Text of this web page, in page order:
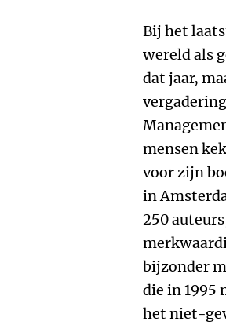
Bij het
wereld als
dat jaar,
mensen
voor zijn
in
250
bijzonder
die in 1995
het niet-